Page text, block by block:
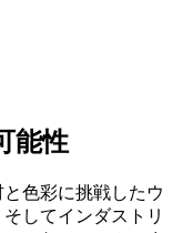
能性
色彩に挑戦したウ
してインダストリ